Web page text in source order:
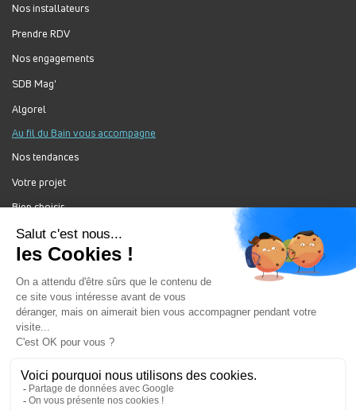
Nos installateurs
Prendre RDV
Nos engagements
SDB Mag'
Algorel
Au fil du Bain vous accompagne
Nos tendances
Votre projet
Bien choisir
Forum Au Fil du Bain
Nos produits
Gestion des cookies
Mentions légales